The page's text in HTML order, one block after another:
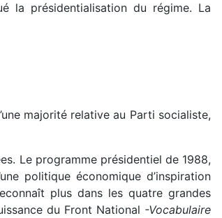
la présidentialisation du régime. La
majorité relative au Parti socialiste,
Le programme présidentiel de 1988,
politique économique d’inspiration
plus dans les quatre grandes
du Front National -Vocabulaire